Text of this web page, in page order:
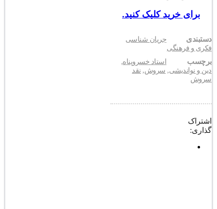
برای خرید کلیک کنید.
دستبندی
جریان شناسی
فکری و فرهنگی
برچسب استاد خسروپناه,
دین و نواندیشی, سروش, نقد
سروش
اشتراک
گذاری: